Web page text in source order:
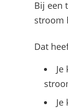
Bij een
stroom
Dat